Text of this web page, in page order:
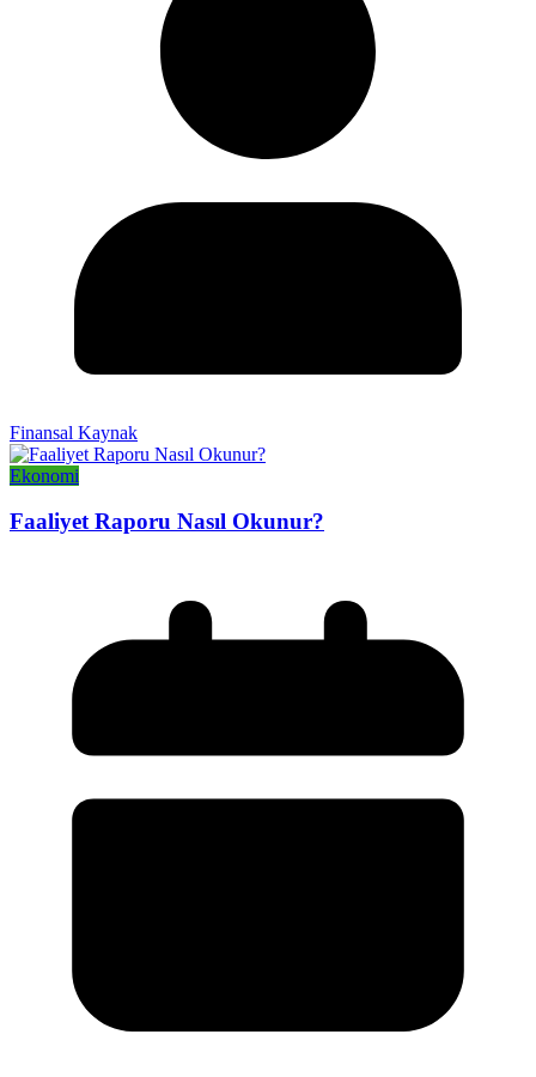
Finansal Kaynak
Ekonomi
Faaliyet Raporu Nasıl Okunur?